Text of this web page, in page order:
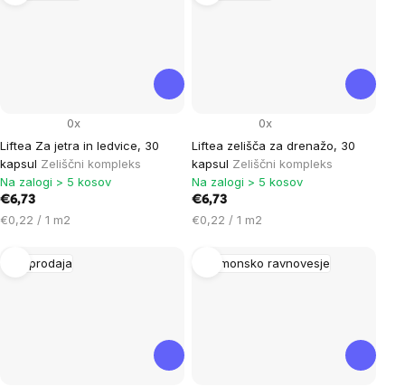
Liftea Za jetra in ledvice, 30
kapsul Zeliščni kompleks
0x
Na zalogi > 5 kosov
€6,73
Cena
enoto:
€0,22 / 1 m2
Liftea zelišča za drenažo, 30
kapsul Zeliščni kompleks
0x
Na zalogi > 5 kosov
€6,73
Cena
enoto:
€0,22 / 1 m2
Razprodaja Hormonsko ravnovesje